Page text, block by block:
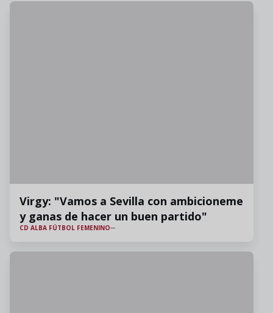
Virgy: "Vamos a Sevilla con ambicioneme
y ganas de hacer un buen partido"
CD ALBA FÚTBOL FEMENINO